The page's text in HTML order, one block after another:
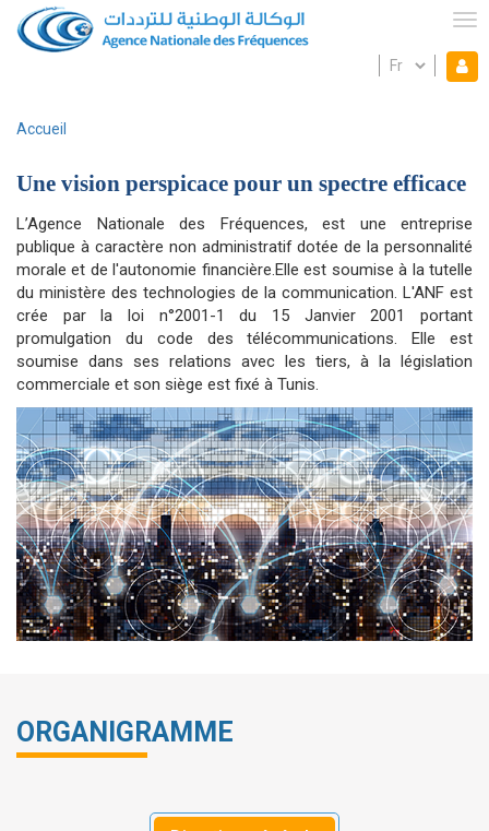
Aller
au
contenu
Mon espace
Select
d'Ariane
Accueil
Une vision perspicace pour un spectre efficace
L’Agence Nationale des Fréquences, est une entreprise
publique à caractère non administratif dotée de la personnalité
morale et de l'autonomie financière.Elle est soumise à la tutelle
du ministère des technologies de la communication. L'ANF est
crée par la loi n°2001-1 du 15 Janvier 2001 portant
promulgation du code des télécommunications. Elle est
soumise dans ses relations avec les tiers, à la législation
commerciale et son siège est fixé à Tunis.
ORGANIGRAMME